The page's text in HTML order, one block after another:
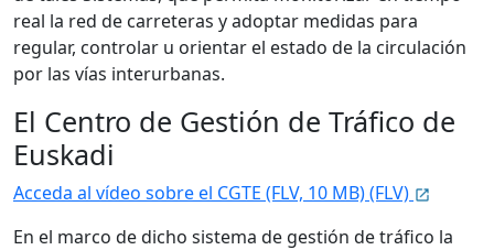
real la red de carreteras y adoptar medidas para
regular, controlar u orientar el estado de la circulación
por las vías interurbanas.
El Centro de Gestión de Tráfico de
Euskadi
Acceda al vídeo sobre el CGTE (FLV, 10 MB) (FLV)
En el marco de dicho sistema de gestión de tráfico la